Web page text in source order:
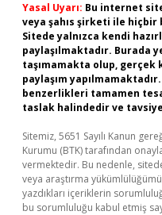
Yasal Uyarı: Bu internet
veya şahıs şirketi ile hiçbir
Sitede yalnızca kendi
paylaşılmaktadır. Burada
taşımamakta olup, gerçek
paylaşım
benzerlikleri tamamen
taslak halindedir ve
Sitemiz, 5651 Sayılı Kanun
Kurumu (BTK) tarafından
vermektedir. Bu nedenle,
veya araştırma
yazdıkları içeriklerin
bu sorumluluğu kabul etmiş